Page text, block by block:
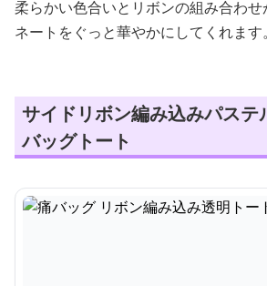
柔らかい色合いとリボンの組み合わ
ネートをぐっと華やかにしてくれます。
サイドリボン編み込みパステ
バッグトート